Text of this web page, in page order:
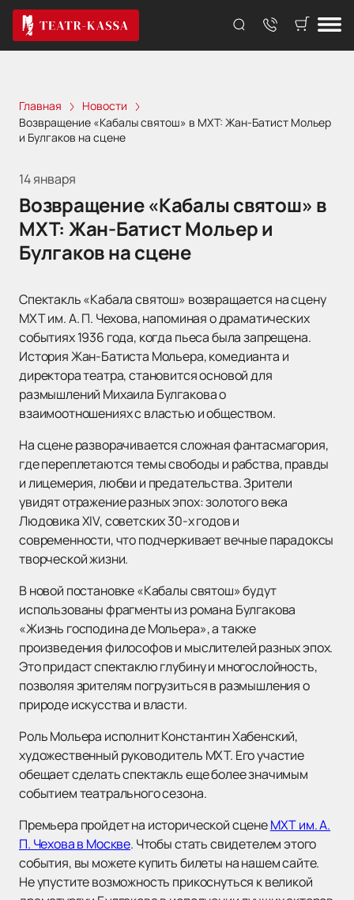
Главная
Новости
Возвращение «Кабалы святош» в МХТ: Жан-Батист Мольер
и Булгаков на сцене
14 января
Возвращение «Кабалы святош» в
МХТ: Жан-Батист Мольер и
Булгаков на сцене
Спектакль «Кабала святош» возвращается на сцену
МХТ им. А. П. Чехова, напоминая о драматических
событиях 1936 года, когда пьеса была запрещена.
История Жан-Батиста Мольера, комедианта и
директора театра, становится основой для
размышлений Михаила Булгакова о
взаимоотношениях с властью и обществом.
На сцене разворачивается сложная фантасмагория,
где переплетаются темы свободы и рабства, правды
и лицемерия, любви и предательства. Зрители
увидят отражение разных эпох: золотого века
Людовика XIV, советских 30-х годов и
современности, что подчеркивает вечные парадоксы
творческой жизни.
В новой постановке «Кабалы святош» будут
использованы фрагменты из романа Булгакова
«Жизнь господина де Мольера», а также
произведения философов и мыслителей разных эпох.
Это придаст спектаклю глубину и многослойность,
позволяя зрителям погрузиться в размышления о
природе искусства и власти.
Роль Мольера исполнит Константин Хабенский,
художественный руководитель МХТ. Его участие
обещает сделать спектакль еще более значимым
событием театрального сезона.
Премьера пройдет на исторической сценеМХТ им. А.
П. Чехова в Москве. Чтобы стать свидетелем этого
события, вы можете купить билеты на нашем сайте.
Не упустите возможность прикоснуться к великой